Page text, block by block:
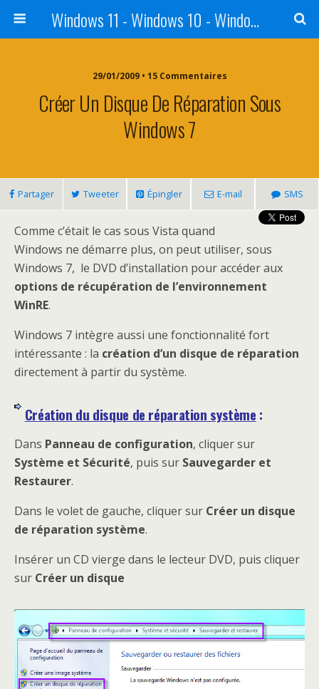
Windows 11 - Windows 10 - Windows 8 - Windows 7 - VISTA
29/01/2009 • 15 Commentaires
Créer Un Disque De Réparation Sous
Windows 7
Partager Tweeter Épingler E-mail SMS
Comme c’était le cas sous Vista quand
Windows ne démarre plus, on peut utiliser, sous
Windows 7, le DVD d’installation pour accéder aux
options de récupération de l’environnement
WinRE.
Windows 7 intègre aussi une fonctionnalité fort
intéressante : la création d’un disque de réparation
directement à partir du système.
Création du disque de réparation système :
Dans Panneau de configuration, cliquer sur
Système et Sécurité, puis sur Sauvegarder et
Restaurer.
Dans le volet de gauche, cliquer sur Créer un disque
de réparation système.
Insérer un CD vierge dans le lecteur DVD, puis cliquer
sur Créer un disque